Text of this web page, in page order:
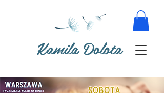
Kamila Dolota